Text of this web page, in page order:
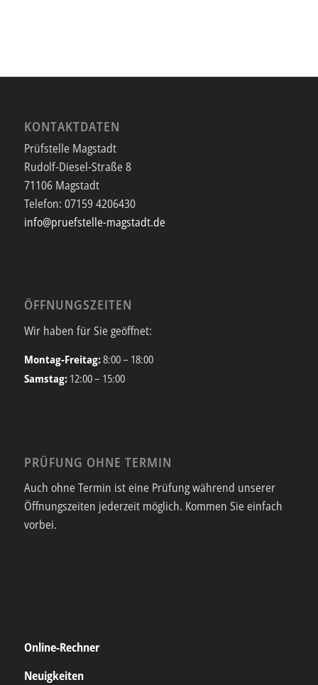
KONTAKTDATEN
Prüfstelle Magstadt
Rudolf-Diesel-Straße 8
71106 Magstadt
Telefon: 07159 4206430
info@pruefstelle-magstadt.de
ÖFFNUNGSZEITEN
Wir haben für Sie geöffnet:
Montag-Freitag:8:00 – 18:00
Samstag: 12:00 – 15:00
PRÜFUNG OHNE TERMIN
Auch ohne Termin ist eine Prüfung während unserer
Öffnungszeiten jederzeit möglich. Kommen Sie einfach
vorbei.
Online-Rechner
Neuigkeiten